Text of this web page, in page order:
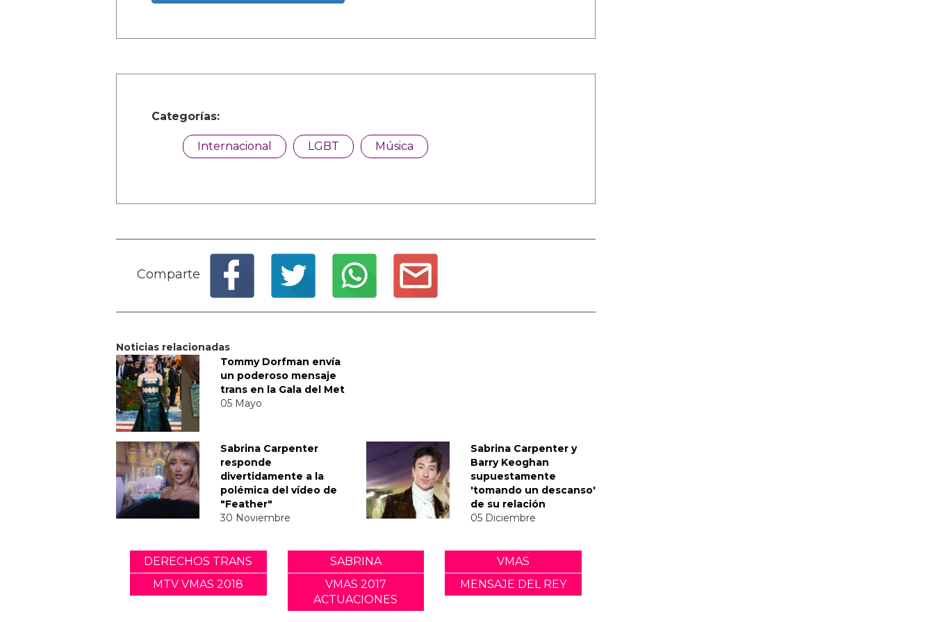
Categorías:
Internacional LGBT Música
Comparte
Noticias relacionadas
Tommy Dorfman envía
un poderoso mensaje
trans en la Gala del Met
05 Mayo
Sabrina Carpenter
responde
divertidamente a la
polémica del vídeo de
"Feather"
30 Noviembre
Sabrina Carpenter y
Barry Keoghan
supuestamente
'tomando un descanso'
de su relación
05 Diciembre
DERECHOS TRANS SABRINA
VMAS
MTV VMAS 2018
VMAS 2017
ACTUACIONES
MENSAJE DEL REY